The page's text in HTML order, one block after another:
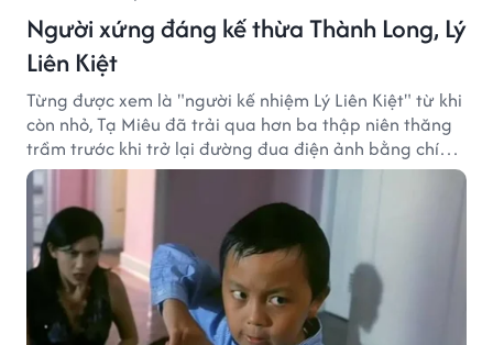
Người xứng đáng kế thừa Thành Long, Lý
Liên Kiệt
Từng được xem là "người kế nhiệm Lý Liên Kiệt" từ khi
còn nhỏ, Tạ Miêu đã trải qua hơn ba thập niên thăng
trầm trước khi trở lại đường đua điện ảnh bằng chính
sở trường võ thuật.